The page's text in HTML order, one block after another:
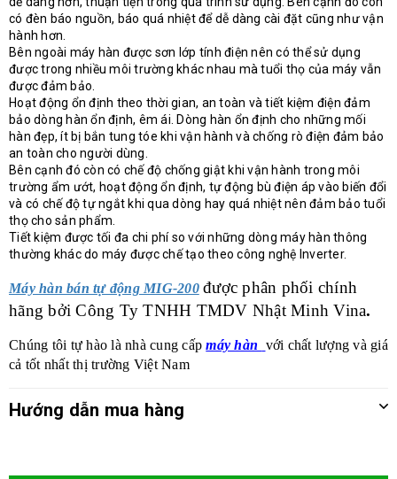
có đèn báo nguồn, báo quá nhiệt để dễ dàng cài đặt cũng như vận
hành hơn.
Bên ngoài máy hàn được sơn lớp tính điện nên có thể sử dụng
được trong nhiều môi trường khác nhau mà tuổi thọ của máy vẫn
được đảm bảo.
Hoạt động ổn định theo thời gian, an toàn và tiết kiệm điện đảm
bảo dòng hàn ổn định, êm ái. Dòng hàn ổn định cho những mối
hàn đẹp, ít bị bắn tung tóe khi vận hành và chống rò điện đảm bảo
an toàn cho người dùng.
Bên cạnh đó còn có chế độ chống giật khi vận hành trong môi
trường ẩm ướt, hoạt động ổn định, tự động bù điện áp vào biến đổi
và có chế độ tự ngắt khi qua dòng hay quá nhiệt nên đảm bảo tuổi
thọ cho sản phẩm.
Tiết kiệm được tối đa chi phí so với những dòng máy hàn thông
thường khác do máy được chế tạo theo công nghệ Inverter.
Máy hàn bán tự động MIG-200 được phân phối chính
hãng bởiCông Ty TNHH TMDV Nhật Minh Vina.
Chúng tôi tự hào là nhà cung cấpmáy hàn với chất lượng và giá
cả tốt nhất thị trường Việt Nam
Hướng dẫn mua hàng